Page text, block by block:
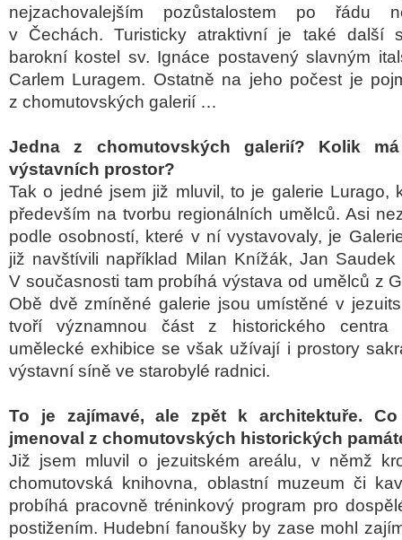
nejzachovalejším pozůstalostem po řádu
v Čechách. Turisticky atraktivní je také další
barokní kostel sv. Ignáce postavený slavným
Carlem Luragem. Ostatně na jeho počest je
z chomutovských galerií …
Jedna z chomutovských galerií? Kolik
výstavních prostor?
Tak o jedné jsem již mluvil, to je galerie Lurago,
především na tvorbu regionálních umělců. Asi
podle osobností, které v ní vystavovaly, je
již navštívili například Milan Knížák, Jan
V současnosti tam probíhá výstava od umělců z
Obě dvě zmíněné galerie jsou umístěné v
tvoří významnou část z historického centra
umělecké exhibice se však užívají i prostory
výstavní síně ve starobylé radnici.
To je zajímavé, ale zpět k architektuře.
jmenoval z chomutovských historických
Již jsem mluvil o jezuitském areálu, v němž
chomutovská knihovna, oblastní muzeum či
probíhá pracovně tréninkový program pro
postižením. Hudební fanoušky by zase mohl